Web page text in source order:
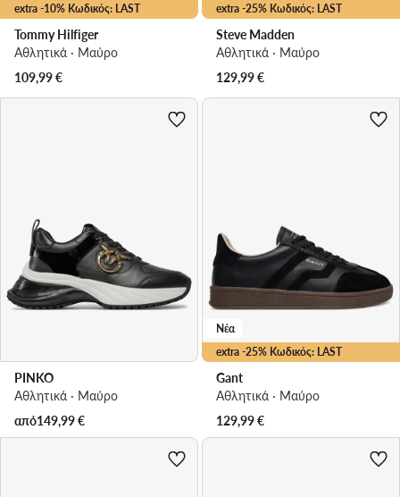
extra -10% Κωδικός: LAST
Tommy Hilfiger
Αθλητικά · Μαύρο
109,99€
extra -25% Κωδικός: LAST
Steve Madden
Αθλητικά · Μαύρο
129,99€
PINKO
Αθλητικά · Μαύρο
από149,99€
extra -25% Κωδικός: LAST
Νέα
Gant
Αθλητικά · Μαύρο
129,99€